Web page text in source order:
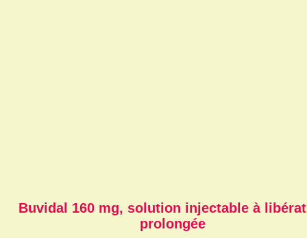
Buvidal 160 mg, solution injectable à
prolongée